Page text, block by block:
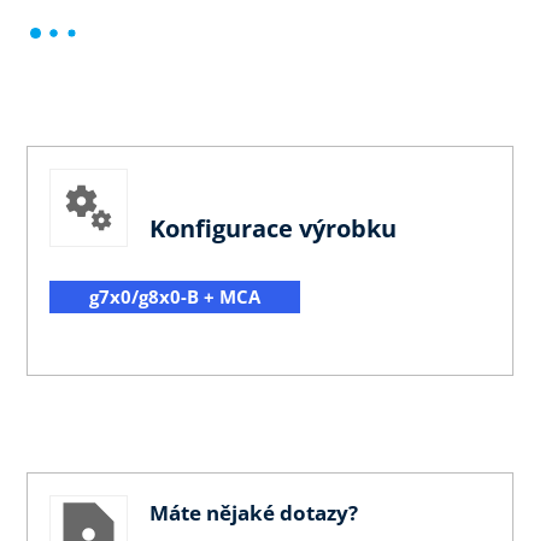
Konfigurace výrobku
g7x0/g8x0-B + MCA
Máte nějaké dotazy?